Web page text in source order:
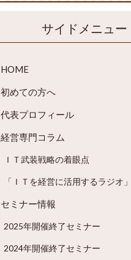
サイドメニュー
HOME
初めての方へ
代表プロフィール
経営専門コラム
ＩＴ武装戦略の着眼点
「ＩＴを経営に活用するラジオ」
セミナー情報
2025年開催終了セミナー
2024年開催終了セミナー